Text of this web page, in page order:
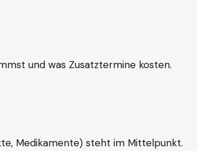
und was Zusatztermine kosten.
Medikamente) steht im Mittelpunkt.